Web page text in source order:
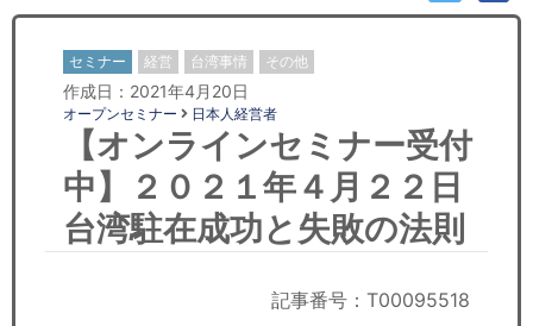
お問い合わせ
日本人にPR
コンサルティング
リサーチ
セミナー
セミナー 経営 台湾事情 その他
作成日：2021年4月20日
オープンセミナー 日本人経営者
【オンラインセミナー受付
中】２０２１年４月２２日
台湾駐在成功と失敗の法則
記事番号：T00095518